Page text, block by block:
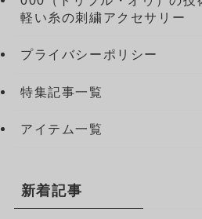
軽い糸の刺繍アクセサリー
プライバシーポリシー
特集記事一覧
アイテム一覧
新着記事